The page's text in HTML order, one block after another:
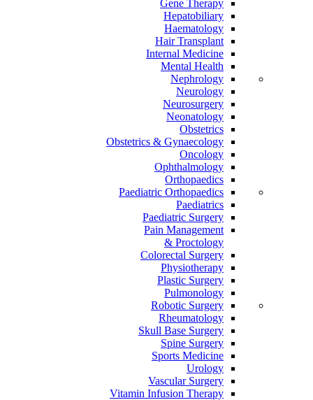
Gene Therapy
Hepatobiliary
Haematology
Hair Transplant
Internal Medicine
Mental Health
Nephrology
Neurology
Neurosurgery
Neonatology
Obstetrics
Obstetrics & Gynaecology
Oncology
Ophthalmology
Orthopaedics
Paediatric Orthopaedics
Paediatrics
Paediatric Surgery
Pain Management
Proctology &
Colorectal Surgery
Physiotherapy
Plastic Surgery
Pulmonology
Robotic Surgery
Rheumatology
Skull Base Surgery
Spine Surgery
Sports Medicine
Urology
Vascular Surgery
Vitamin Infusion Therapy